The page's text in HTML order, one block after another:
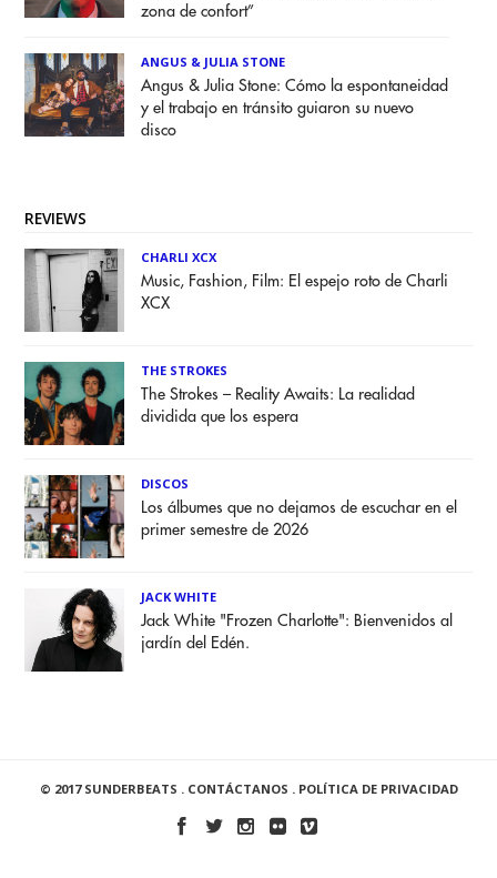
zona de confort”
ANGUS & JULIA STONE
Angus & Julia Stone: Cómo la espontaneidad
y el trabajo en tránsito guiaron su nuevo
disco
REVIEWS
CHARLI XCX
Music, Fashion, Film: El espejo roto de Charli
XCX
THE STROKES
The Strokes – Reality Awaits: La realidad
dividida que los espera
DISCOS
Los álbumes que no dejamos de escuchar en el
primer semestre de 2026
JACK WHITE
Jack White "Frozen Charlotte": Bienvenidos al
jardín del Edén.
© 2017 SUNDERBEATS . CONTÁCTANOS . POLÍTICA DE PRIVACIDAD